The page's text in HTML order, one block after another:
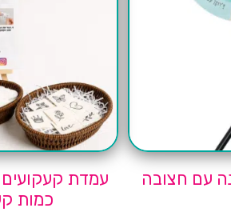
עם חצובה
עמדת
כמות